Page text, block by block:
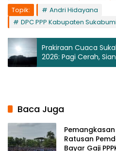
Topik:
Andri Hidayana
DPC PPP Kabupaten Sukabumi
Prakiraan Cuaca
2026: Pagi Cerah,
Ringan
Baca Juga
Pemangkasan
Ratusan
Bayar Gaji